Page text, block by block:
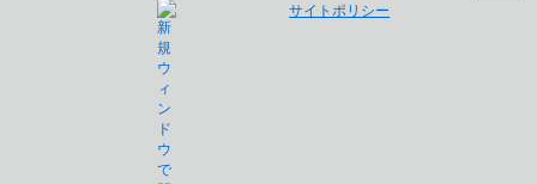
サイトポリシー